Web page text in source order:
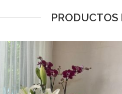
PRODUCTOS